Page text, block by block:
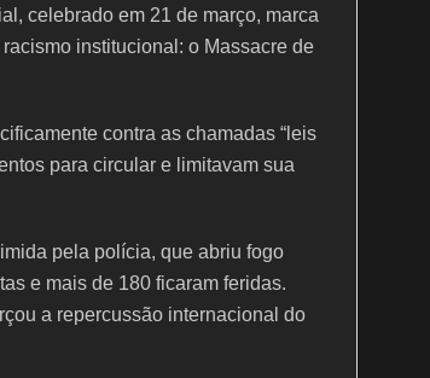
celebrado em 21 de março, marca
institucional: o Massacre de
contra as chamadas “leis
para circular e limitavam sua
pela polícia, que abriu fogo
e mais de 180 ficaram feridas.
a repercussão internacional do